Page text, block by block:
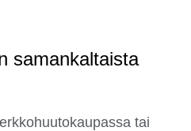
samankaltaista
tai